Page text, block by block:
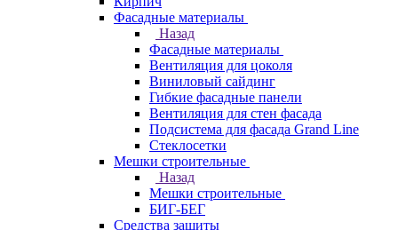
Фасадные материалы
Назад
Фасадные материалы
Вентиляция для цоколя
Виниловый сайдинг
Гибкие фасадные панели
Вентиляция для стен фасада
Подсистема для фасада Grand Line
Стеклосетки
Мешки строительные
Назад
Мешки строительные
БИГ-БЕГ
Средства защиты